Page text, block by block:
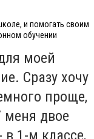
и помогать своим
обучении
моей
Сразу хочу
проще,
двое
1-м классе,